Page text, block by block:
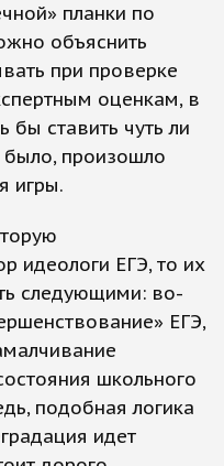
планки по
объяснить
при проверке
оценкам, в
бы ставить чуть ли
было, произошло
игры.
идеологи ЕГЭ, то их
следующими: во-
ЕГЭ,
школьного
подобная логика
идет